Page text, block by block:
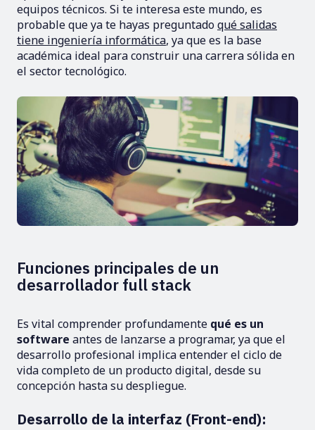
equipos técnicos. Si te interesa este mundo, es
probable que ya te hayas preguntadoqué salidas
tiene ingeniería informática, ya que es la base
académica ideal para construir una carrera sólida en
el sector tecnológico.
Funciones principales de un
desarrollador full stack
Es vital comprender profundamente qué es un
software antes de lanzarse a programar, ya que el
desarrollo profesional implica entender el ciclo de
vida completo de un producto digital, desde su
concepción hasta su despliegue.
Desarrollo de la interfaz (Front-end):